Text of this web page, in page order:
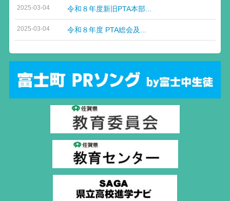
2025-03-04 令和８年度新旧PTA本部...
2025-03-04 令和８年度 PTA総会及...